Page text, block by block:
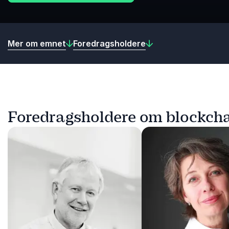
Mer om emnet Foredragsholdere
Foredragsholdere om